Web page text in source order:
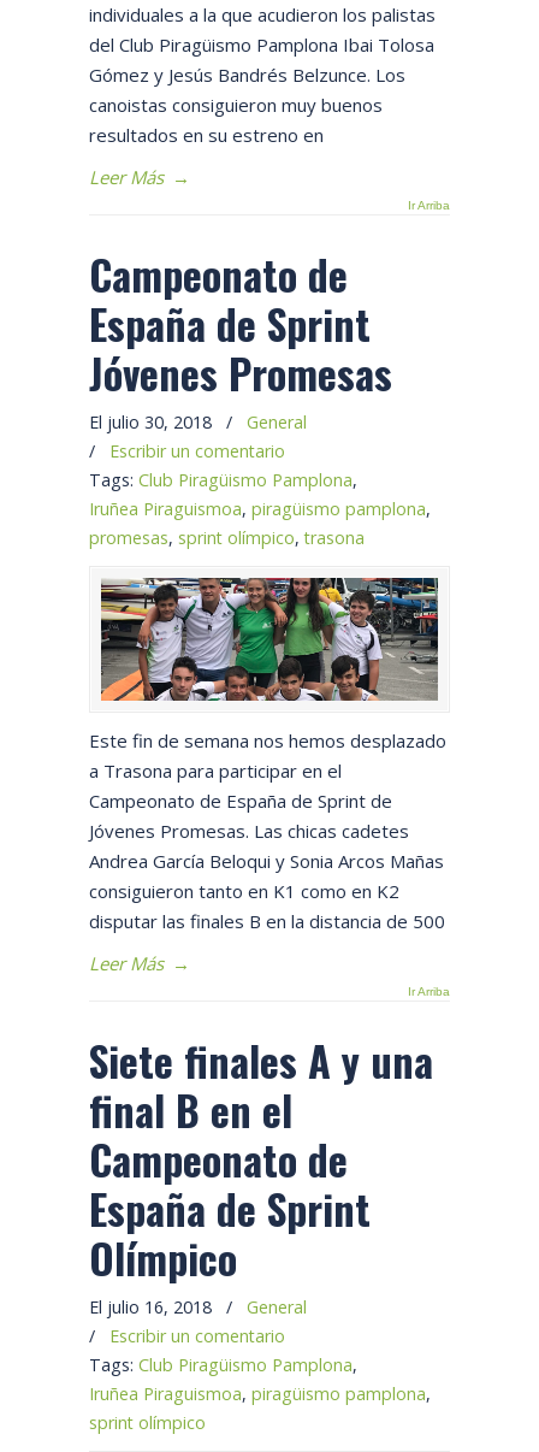
individuales a la que acudieron los palistas
del Club Piragüismo Pamplona Ibai Tolosa
Gómez y Jesús Bandrés Belzunce. Los
canoistas consiguieron muy buenos
resultados en su estreno en
Leer Más →
Ir Arriba
Campeonato de
España de Sprint
Jóvenes Promesas
El julio 30, 2018 /
General
/ Escribir un comentario
Tags: Club Piragüismo Pamplona,
Iruñea Piraguismoa, piragüismo pamplona,
promesas, sprint olímpico,trasona
Este fin de semana nos hemos desplazado
a Trasona para participar en el
Campeonato de España de Sprint de
Jóvenes Promesas. Las chicas cadetes
Andrea García Beloqui y Sonia Arcos Mañas
consiguieron tanto en K1 como en K2
disputar las finales B en la distancia de 500
Leer Más →
Ir Arriba
Siete finales A y una
final B en el
Campeonato de
España de Sprint
Olímpico
El julio 16, 2018 /
General
/ Escribir un comentario
Tags: Club Piragüismo Pamplona,
Iruñea Piraguismoa, piragüismo pamplona,
sprint olímpico